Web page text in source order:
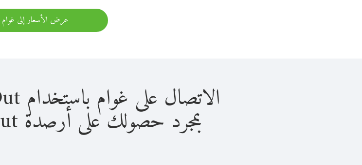
عرض الأسعار إلى غوام
الاتصال على غوام باستخدام Viber Out سهل للغاية.
بمجرد حصولك على أرصدة Viber Out، يمكنك: